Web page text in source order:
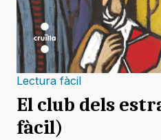
Lectura fàcil
El club dels
fàcil)